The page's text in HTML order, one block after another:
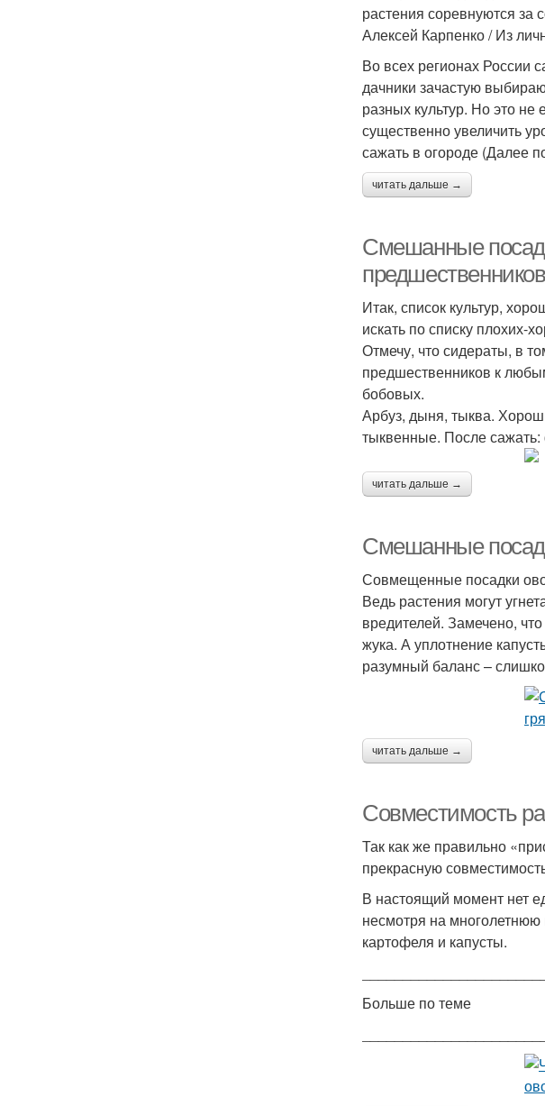
растения соревнуются за
Алексей Карпенко / Из
Во всех регионах России
дачники зачастую
разных культур. Но это
существенно увеличить
сажать в огороде (Далее
читать дальше →
Смешанные
предшественников
Итак, список культур,
искать по списку плохих-
Отмечу, что сидераты, в
предшественников к
бобовых.
Арбуз, дыня, тыква.
тыквенные. После
читать дальше →
Смешанные
Совмещенные посадки
Ведь растения могут
вредителей. Замечено,
жука. А уплотнение
разумный баланс –
читать дальше →
Совместимость
Так как же правильно
прекрасную
В настоящий момент нет
несмотря на
картофеля и капусты.
Больше по теме